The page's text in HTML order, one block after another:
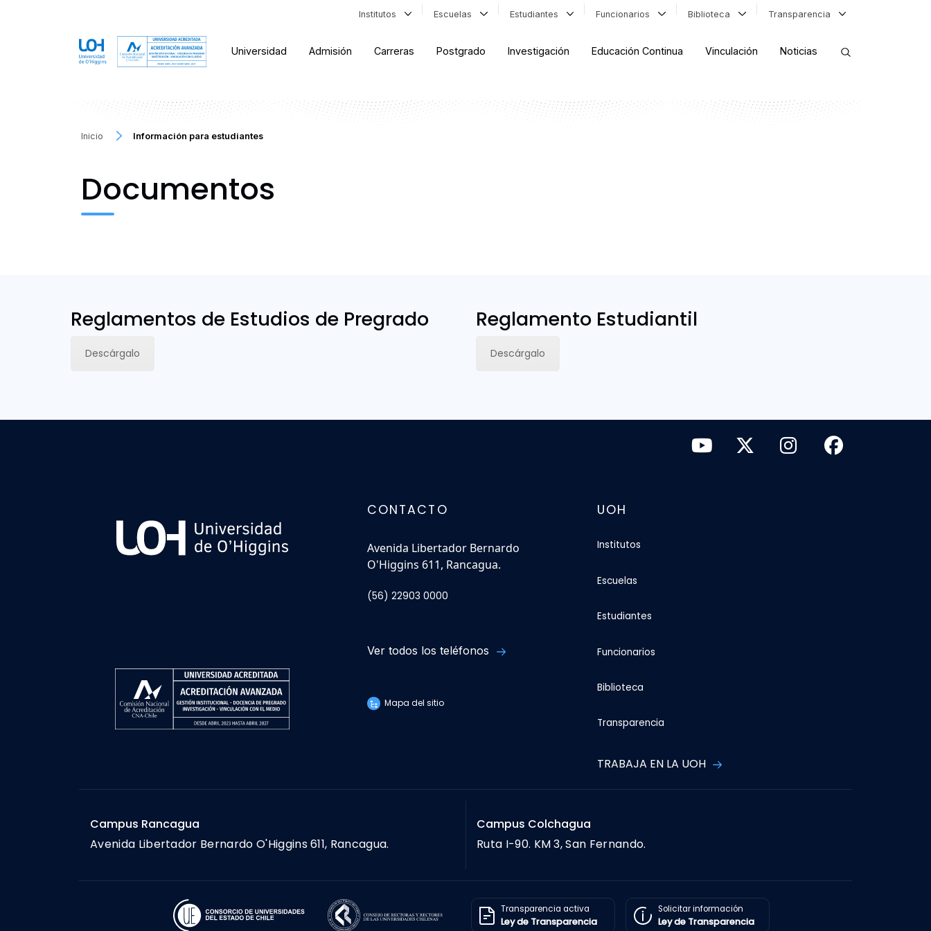
Institutos Escuelas Estudiantes Funcionarios Biblioteca Transparencia
Universidad Admisión Carreras Postgrado Investigación Educación Continua Vinculación Noticias
Inicio Información para estudiantes
Documentos
Reglamentos de Estudios de Pregrado
Descárgalo
Reglamento Estudiantil
Descárgalo
CONTACTO
Avenida Libertador Bernardo
O'Higgins 611, Rancagua.
(56) 22903 0000
Ver todos los teléfonos
Mapa del sitio
UOH
Institutos
Escuelas
Estudiantes
Funcionarios
Biblioteca
Transparencia
TRABAJA EN LA UOH
Campus Rancagua
Avenida Libertador Bernardo O'Higgins 611, Rancagua.
Campus Colchagua
Ruta I-90. KM 3, San Fernando.
Transparencia activa
Ley de Transparencia
Solicitar información
Ley de Transparencia